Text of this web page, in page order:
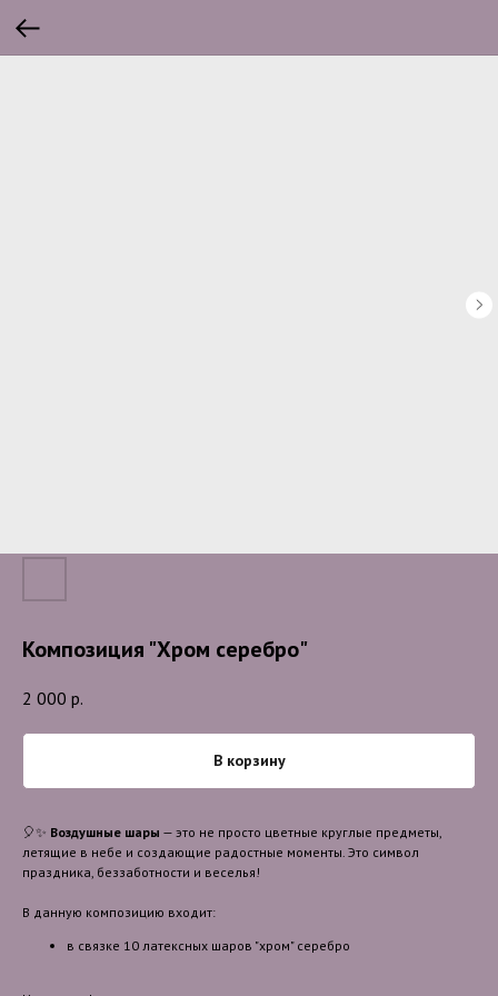
Композиция "Хром серебро"
2 000 р.
В корзину
🎈✨ Воздушные шары — это не просто цветные круглые предметы,
летящие в небе и создающие радостные моменты. Это символ
праздника, беззаботности и веселья!
В данную композицию входит:
в связке 10 латексных шаров "хром" серебро